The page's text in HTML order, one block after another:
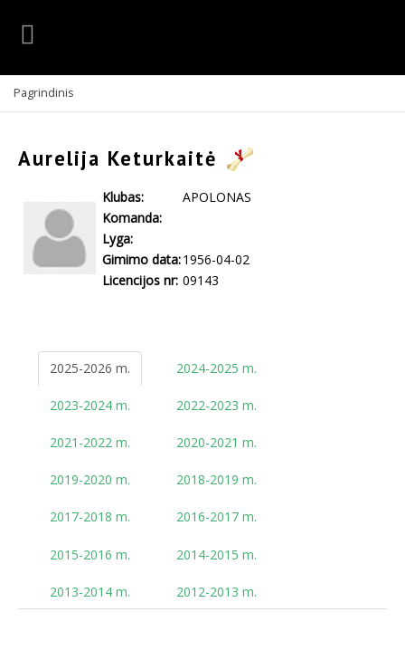
Pagrindinis
Aurelija Keturkaitė
Klubas:
APOLONAS
Komanda:
Lyga:
Gimimo data:1956-04-02
Licencijos nr: 09143
2025-2026 m. 2024-2025 m.
2023-2024 m. 2022-2023 m.
2021-2022 m. 2020-2021 m.
2019-2020 m. 2018-2019 m.
2017-2018 m. 2016-2017 m.
2015-2016 m. 2014-2015 m.
2013-2014 m. 2012-2013 m.